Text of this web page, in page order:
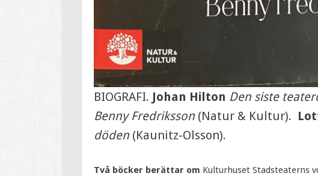
BIOGRAFI. Johan Hilton Den siste
Benny Fredriksson (Natur & Kultur).
döden (Kaunitz-Olsson).
Två böcker berättar om Kulturhuset Stadsteaterns